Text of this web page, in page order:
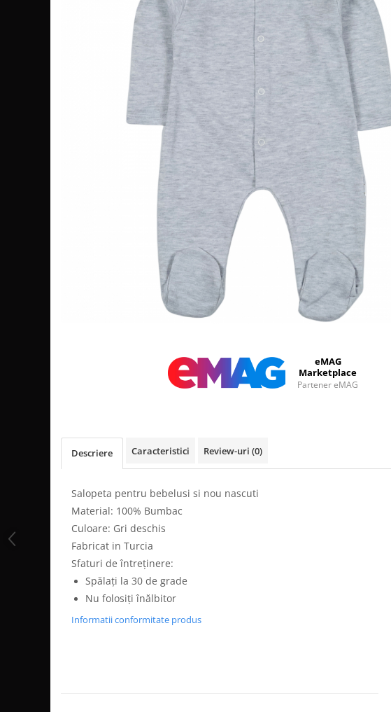
Facebook
eMAG
Marketplace
Partener eMAG
Descriere Caracteristici Review-uri (0)
Salopeta pentru bebelusi si nou nascuti
Material: 100% Bumbac
Culoare: Gri deschis
Fabricat in Turcia
Sfaturi de întreținere:
Spălați la 30 de grade
Nu folosiți înălbitor
Informatii conformitate produs